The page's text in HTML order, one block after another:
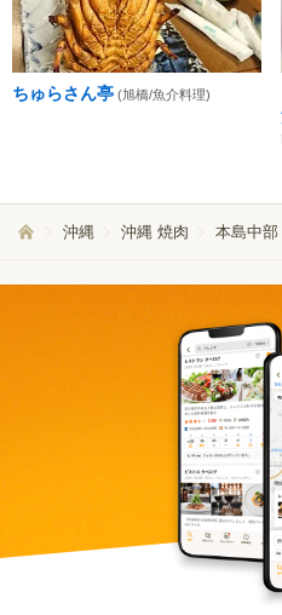
ちゅらさん亭 (旭橋/魚介料理)
沖縄 沖縄 焼肉 本島中部